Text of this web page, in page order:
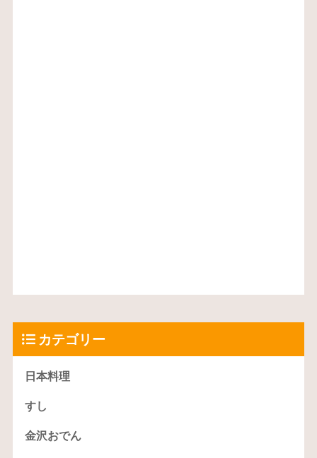
カテゴリー
日本料理
すし
金沢おでん